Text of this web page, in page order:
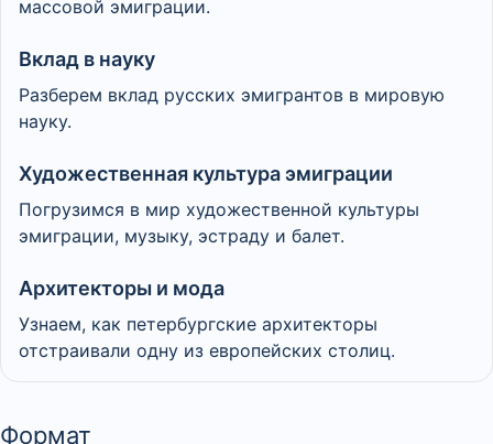
массовой эмиграции.
Вклад в науку
Разберем вклад русских эмигрантов в мировую
науку.
Художественная культура эмиграции
Погрузимся в мир художественной культуры
эмиграции, музыку, эстраду и балет.
Архитекторы и мода
Узнаем, как петербургские архитекторы
отстраивали одну из европейских столиц.
Формат